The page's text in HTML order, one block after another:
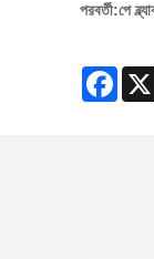
পরবর্তী:পে